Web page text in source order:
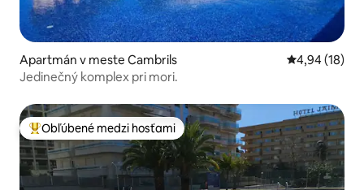
Apartmán v meste Cambrils Priemerné
4,94 (18)
Jedinečný komplex pri mori.
Najobľúbenejšie medzi hosťami
Obľúbené medzi hosťami